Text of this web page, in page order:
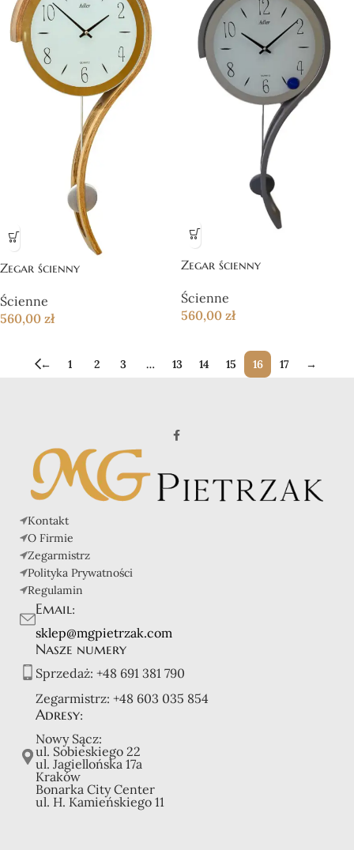
Zegar ścienny
Ścienne
560,00 zł
Zegar ścienny
Ścienne
560,00 zł
← 1 2 3 … 13 14 15 16 17 →
Kontakt
O Firmie
Zegarmistrz
Polityka Prywatności
Regulamin
Email:
sklep@mgpietrzak.com
Nasze numery
Sprzedaż: +48 691 381 790
Zegarmistrz: +48 603 035 854
Adresy:
Nowy Sącz:
ul. Sobieskiego 22
ul. Jagiellońska 17a
Kraków
Bonarka City Center
ul. H. Kamieńskiego 11